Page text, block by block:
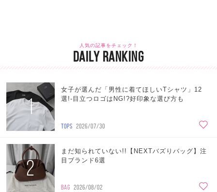
人気の記事をチェック！
DAILY RANKING
1
女子が選んだ「男性に着てほしいTシャツ」12
選!-目立つロゴはNG!?好印象な選び方も
TOPS 2026/07/30
2
まだ知られていない!!【NEXTバズりバッグ】注
目ブランド6選
BAG 2026/08/02